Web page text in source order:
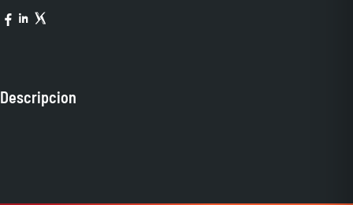
Descripcion